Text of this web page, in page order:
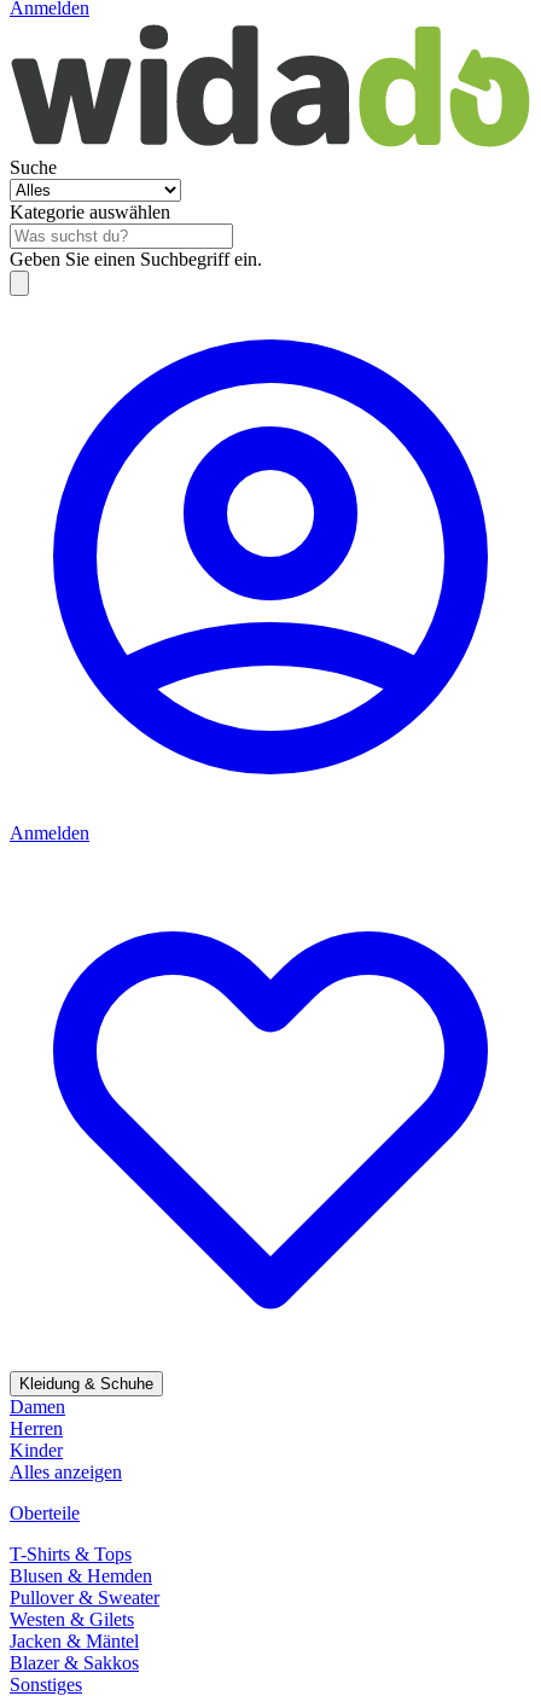
Anmelden
Suche
Kategorie auswählen
Geben Sie einen Suchbegriff ein.
Anmelden
Kleidung & Schuhe
Damen
Herren
Kinder
Alles anzeigen
Oberteile
T-Shirts & Tops
Blusen & Hemden
Pullover & Sweater
Westen & Gilets
Jacken & Mäntel
Blazer & Sakkos
Sonstiges